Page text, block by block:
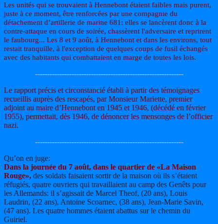
Les unités qui se trouvaient à Hennebont étaient faibles mais purent,
juste à ce moment, être renforcées par une compagnie du
détachement d’artillerie de marine 681: elles se lancèrent donc à la
contre-attaque en cours de soirée, chassèrent l'adversaire et reprirent
le faubourg... Les 8 et 9 août, à Hennebont et dans les environs, tout
restait tranquille, à l'exception de quelques coups de fusil échangés
avec des habitants qui combattaient en marge de toutes les lois.
-------------------------------------------------------------
Le rapport précis et circonstancié établi à partir des témoignages
recueillis auprès des rescapés, par Monsieur Mariette, premier
adjoint au maire d’Hennebont en 1945 et 1946, (décédé en février
1955), permettait, dès 1946, de dénoncer les mensonges de l’officier
nazi.
-------------------------------------------------------------
Qu’on en juge:
Dans la journée du 7 août, dans le quartier de «La Maison
Rouge», des soldats faisaient sortir de la maison où ils s’étaient
réfugiés, quatre ouvriers qui travaillaient au camp des Genêts pour
les Allemands: il s’agissait de Marcel Theof, (20 ans), Louis
Laudrin, (22 ans), Antoine Scoarnec, (38 ans), Jean-Marie Savin,
(47 ans). Les quatre hommes étaient abattus sur le chemin du
Guiriel.